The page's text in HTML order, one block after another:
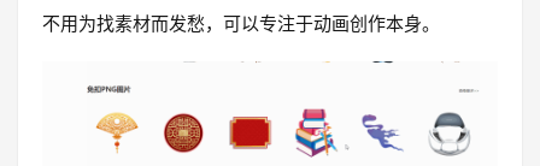
不用为找素材而发愁，可以专注于动画创作本身。